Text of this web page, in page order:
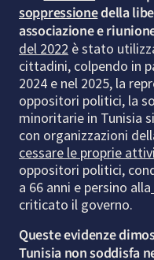
soppressionedella
associazione e
del 2022 è stato
cittadini, colpendo in
2024 e nel 2025, la
oppositori politici, la
minoritarie in Tunisia
con organizzazioni
cessare le proprie
oppositori politici,
a 66 anni e persino alla
criticato il governo.
Queste evidenze
Tunisia non soddisfa